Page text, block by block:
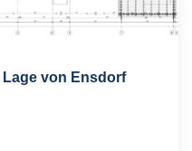
von Ensdorf